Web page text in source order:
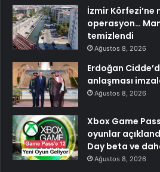
İzmir Körfezi’ne
operasyon…
temizlendi
Ağustos 8, 2026
Erdoğan
anlaşması
Ağustos 8, 2026
Xbox Game
oyunlar
Day beta ve
Ağustos 8, 2026